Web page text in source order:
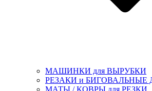
МАШИНКИ для ВЫРУБКИ
РЕЗАКИ и БИГОВАЛЬНЫЕ
МАТЫ / КОВРЫ для РЕЗКИ